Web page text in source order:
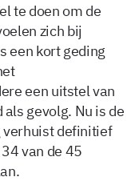
te doen om de
zich bij
een kort geding
een uitstel van
gevolg. Nu is de
verhuist definitief
van de 45